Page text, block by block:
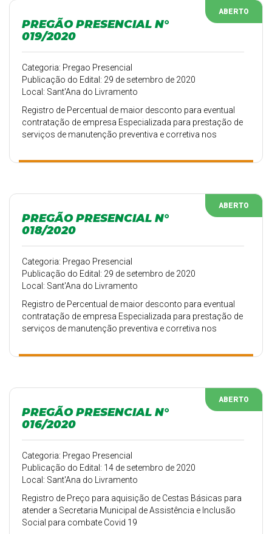
ABERTO
PREGÃO PRESENCIAL N°
019/2020
Categoria: Pregao Presencial
Publicação do Edital: 29 de setembro de 2020
Local: Sant'Ana do Livramento
Registro de Percentual de maior desconto para eventual
contratação de empresa Especializada para prestação de
serviços de manutenção preventiva e corretiva nos
rodoviárias, pertencentes a frota da Secretaria Municipal
ABERTO
PREGÃO PRESENCIAL N°
018/2020
Categoria: Pregao Presencial
Publicação do Edital: 29 de setembro de 2020
Local: Sant'Ana do Livramento
Registro de Percentual de maior desconto para eventual
contratação de empresa Especializada para prestação de
serviços de manutenção preventiva e corretiva nos
Ambulância, , pertencentes a frota da Secretaria Municipal
ABERTO
PREGÃO PRESENCIAL N°
016/2020
Categoria: Pregao Presencial
Publicação do Edital: 14 de setembro de 2020
Local: Sant'Ana do Livramento
Registro de Preço para aquisição de Cestas Básicas para
atender a Secretaria Municipal de Assistência e Inclusão
Social para combate Covid 19